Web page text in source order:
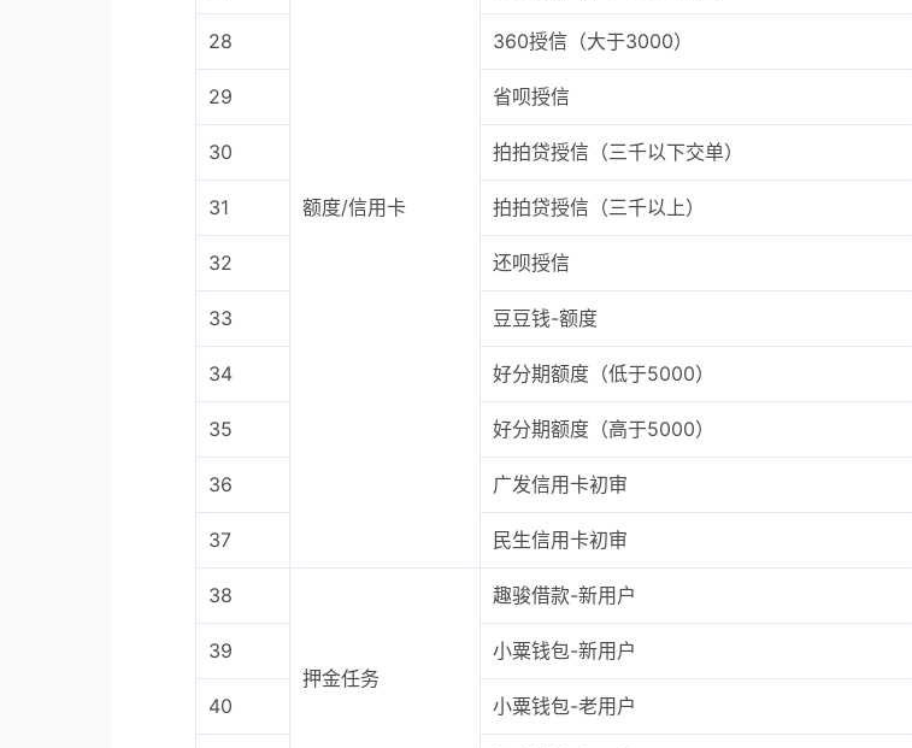
额度/信用卡
28 360授信（大于3000）
29 省呗授信
30 拍拍贷授信（三千以下交单）
31 拍拍贷授信（三千以上）
32 还呗授信
33 豆豆钱-额度
34 好分期额度（低于5000）
35 好分期额度（高于5000）
36 广发信用卡初审
37 民生信用卡初审
38
押金任务
趣骏借款-新用户
39 小粟钱包-新用户
40 小粟钱包-老用户